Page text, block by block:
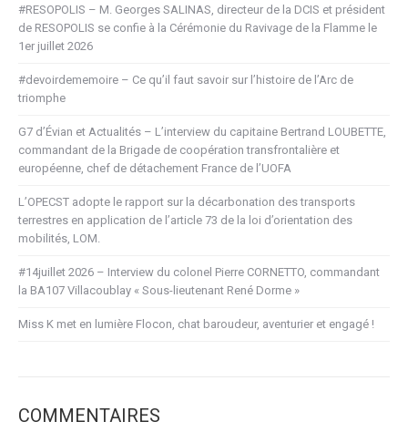
#RESOPOLIS – M. Georges SALINAS, directeur de la DCIS et président
de RESOPOLIS se confie à la Cérémonie du Ravivage de la Flamme le
1er juillet 2026
#devoirdememoire – Ce qu’il faut savoir sur l’histoire de l’Arc de
triomphe
G7 d’Évian et Actualités – L’interview du capitaine Bertrand LOUBETTE,
commandant de la Brigade de coopération transfrontalière et
européenne, chef de détachement France de l’UOFA
L’OPECST adopte le rapport sur la décarbonation des transports
terrestres en application de l’article 73 de la loi d’orientation des
mobilités, LOM.
#14juillet 2026 – Interview du colonel Pierre CORNETTO, commandant
la BA107 Villacoublay « Sous-lieutenant René Dorme »
Miss K met en lumière Flocon, chat baroudeur, aventurier et engagé !
COMMENTAIRES